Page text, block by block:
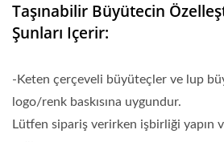
Taşınabilir Büyütecin
Şunları Içerir:
-Keten çerçeveli büyüteçler ve lup
logo/renk baskısına uygundur.
Lütfen sipariş verirken işbirliği yapın